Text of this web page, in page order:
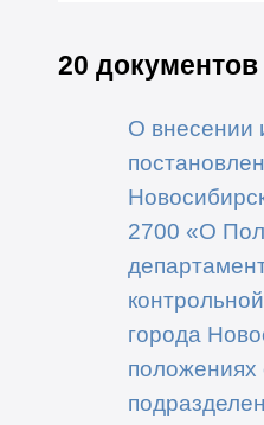
20 документов
О внесении
2700 «О
города
положениях